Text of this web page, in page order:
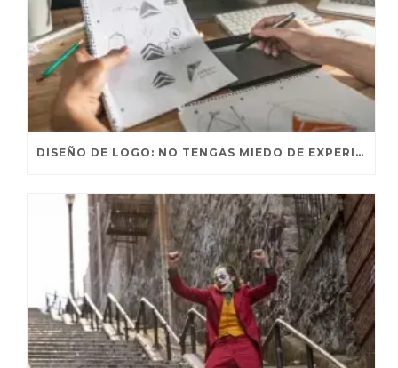
DISEÑO DE LOGO: NO TENGAS MIEDO DE EXPERIMENTAR